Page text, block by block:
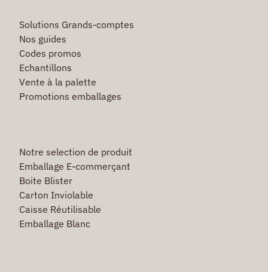
Solutions Grands-comptes
Nos guides
Codes promos
Echantillons
Vente à la palette
Promotions emballages
Notre selection de produit
Emballage E-commerçant
Boite Blister
Carton Inviolable
Caisse Réutilisable
Emballage Blanc